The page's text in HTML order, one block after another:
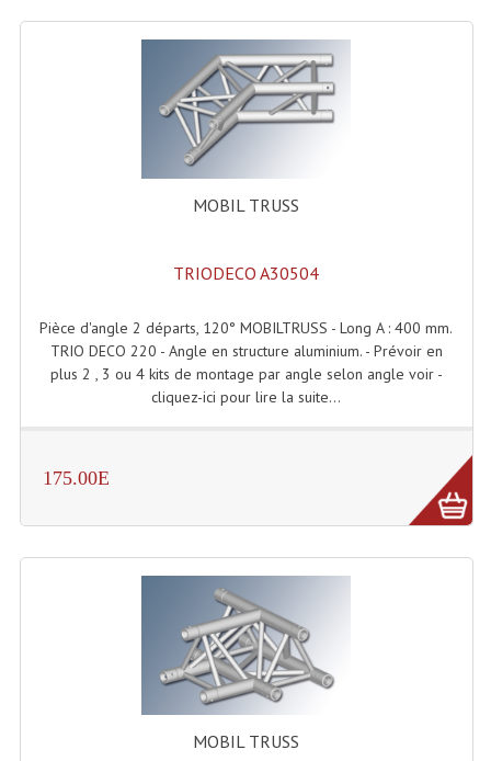
Table Mixages Et Contrôleurs & Consoles
Tables De Mixage DJ
Controleurs DJ USB / MP3
Consoles Sono Et Studio
Lumière
Boules À Facettes
Effets LASERS
Laser Multi-Points
Lasers (Effets Volumetriques)
Lasers D'extérieur Multi-Points
Effets Lumineux À Leds
Effets Lumineux, Centre De Piste
MOBIL TRUSS
TRIODECO A30504
Pièce d'angle 2 départs, 120° MOBILTRUSS - Long A : 400 mm.
TRIO DECO 220 - Angle en structure aluminium. - Prévoir en
plus 2 , 3 ou 4 kits de montage par angle selon angle voir -
cliquez-ici pour lire la suite...
175.00E
MOBIL TRUSS